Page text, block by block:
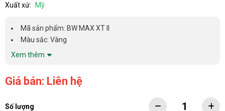
Xuất xứ:
Mỹ
Mã sản phẩm: BW MAX XT II
Màu sắc: Vàng
Xem thêm
Giá bán: Liên hệ
Số lượng